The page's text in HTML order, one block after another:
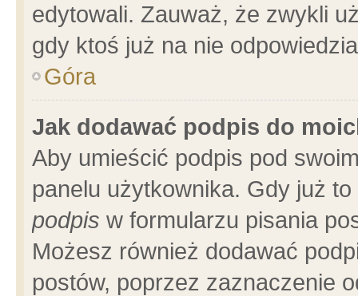
edytowali. Zauważ, że zwykli
gdy ktoś już na nie
Góra
Jak dodawać podpis do
Aby umieścić podpis pod
panelu użytkownika. Gdy już
podpis w formularzu pisania
Możesz również dodawać
postów, poprzez zaznaczenie